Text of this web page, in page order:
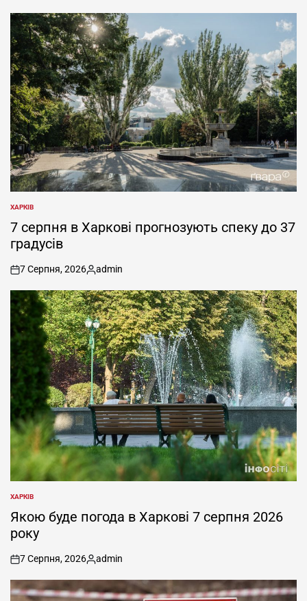
ОПУБЛІКУВАТИ
У
ХАРКІВ
7 серпня в Харкові прогнозують спеку до 37
градусів
on
7 Серпня, 2026
Опубліковано
admin
ОПУБЛІКУВАТИ
У
ХАРКІВ
Якою буде погода в Харкові 7 серпня 2026
року
on
7 Серпня, 2026
Опубліковано
admin